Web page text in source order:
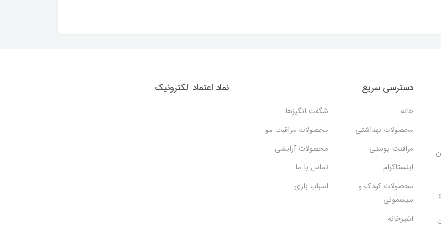
دسترسی سریع
خانه
شگفت انگيزها
محصولات بهداشتي
محصولات مراقبت مو
مراقبت پوستی
محصولات آرایشی
اینستاگرام
تماس با ما
محصولات کودک و
سیسمونی
اسباب بازی
اشپزخانه
نماد اعتماد الکترونیک